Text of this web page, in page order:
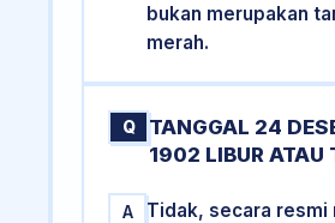
bukan merupakan
merah.
Q
TANGGAL 24
1902 LIBUR ATAU
A
Tidak, secara resmi